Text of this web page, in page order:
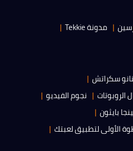
مدونة Tekkie
سكراتش
الروبوتات
نجوم الفيديو
بايثون
الأولى لتطبيق لعبتك